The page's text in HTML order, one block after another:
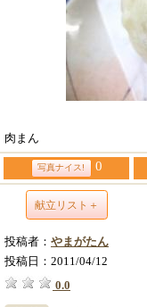
肉まん
写真ナイス! 0
献立リスト＋
投稿者： やまがたん
投稿日： 2011/04/12
0.0